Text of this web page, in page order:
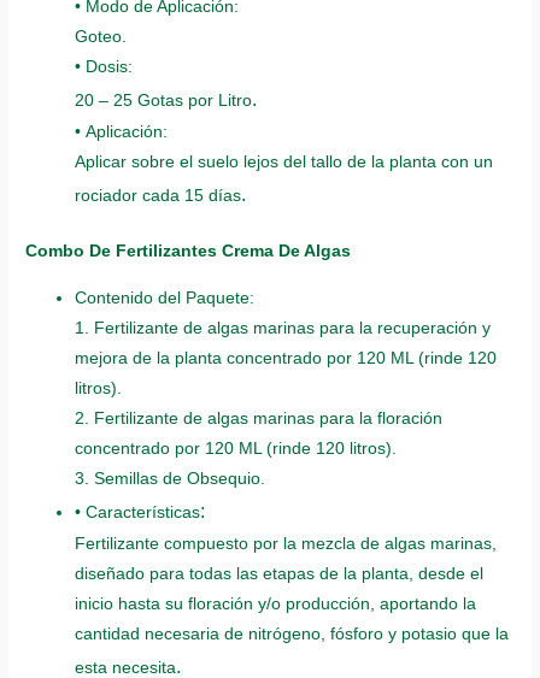
• Modo de Aplicación:
Goteo.
• Dosis:
20 – 25 Gotas por Litro.
• Aplicación:
Aplicar sobre el suelo lejos del tallo de la planta con un
rociador cada 15 días.
Combo De Fertilizantes Crema De Algas
Contenido del Paquete:
1. Fertilizante de algas marinas para la recuperación y
mejora de la planta concentrado por 120 ML (rinde 120
litros).
2. Fertilizante de algas marinas para la floración
concentrado por 120 ML (rinde 120 litros).
3. Semillas de Obsequio.
• Características:
Fertilizante compuesto por la mezcla de algas marinas,
diseñado para todas las etapas de la planta, desde el
inicio hasta su floración y/o producción, aportando la
cantidad necesaria de nitrógeno, fósforo y potasio que la
esta necesita.